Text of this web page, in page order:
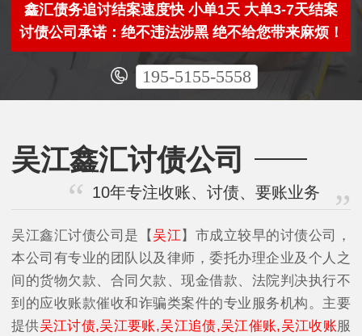
鑫汇债务追讨结案速度快 小单1天 大单3-7天结案
讨债公司承诺：绝不违法涉黑 绝不给您带来麻烦！
195-5155-5558
吴江鑫汇讨债公司
10年专注收账、讨债、要账业务
吴江鑫汇讨债公司是【吴江 】市成立较早的讨债公司，
本公司有专业的团队以及律师，委托办理企业及个人之
间的货物欠款、合同欠款、现金借款、法院判决执行不
到的应收账款催收和诈骗类案件的专业服务机构。主要
提供吴江讨债,吴江要账,吴江追债,吴江催账,吴江收账服